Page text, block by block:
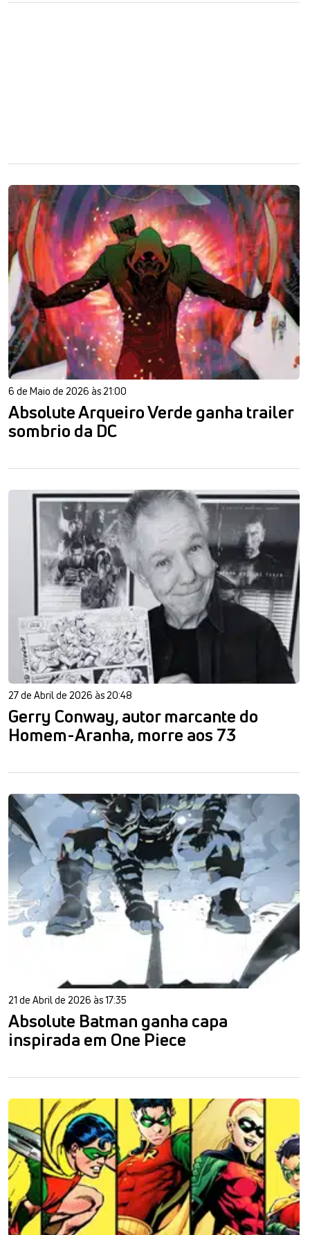
6 de Maio de 2026 às 21:00
Absolute Arqueiro Verde ganha trailer
sombrio da DC
27 de Abril de 2026 às 20:48
Gerry Conway, autor marcante do
Homem-Aranha, morre aos 73
21 de Abril de 2026 às 17:35
Absolute Batman ganha capa
inspirada em One Piece